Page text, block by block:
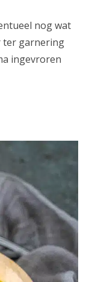
nog wat
ter garnering
ingevroren